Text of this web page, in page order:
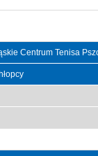
Centrum Tenisa